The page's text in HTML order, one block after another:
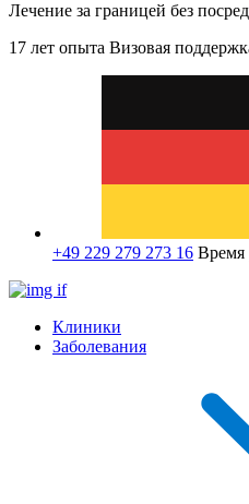
Лечение за границей без
17 лет опыта Визовая
+49 229 279 273 16 Время
Клиники
Заболевания